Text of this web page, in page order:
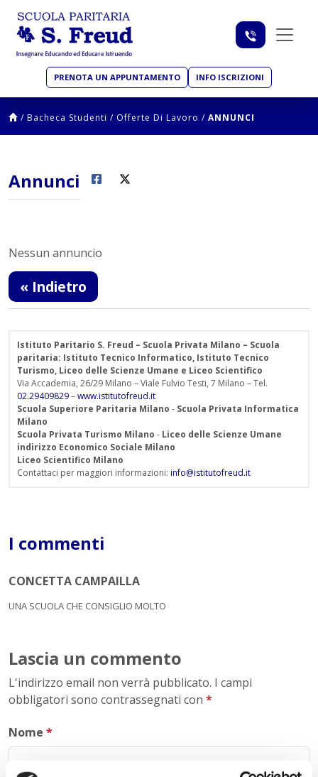
PRENOTA UN APPUNTAMENTO INFO ISCRIZIONI
/ Bacheca Studenti / Offerte Di Lavoro / ANNUNCI
Annunci
Nessun annuncio
« Indietro
Istituto Paritario S. Freud – Scuola Privata Milano – Scuola
paritaria: Istituto Tecnico Informatico, Istituto Tecnico
Turismo, Liceo delle Scienze Umane e Liceo Scientifico
Via Accademia, 26/29 Milano – Viale Fulvio Testi, 7 Milano – Tel.
02.29409829–www.istitutofreud.it
Scuola Superiore Paritaria Milano - Scuola Privata Informatica
Milano
Scuola Privata Turismo Milano - Liceo delle Scienze Umane
indirizzo Economico Sociale Milano
Liceo Scientifico Milano
Contattaci per maggiori informazioni: info@istitutofreud.it
I commenti
CONCETTA CAMPAILLA
UNA SCUOLA CHE CONSIGLIO MOLTO
Lascia un commento
L'indirizzo email non verrà pubblicato. I campi
obbligatori sono contrassegnati con *
Nome *